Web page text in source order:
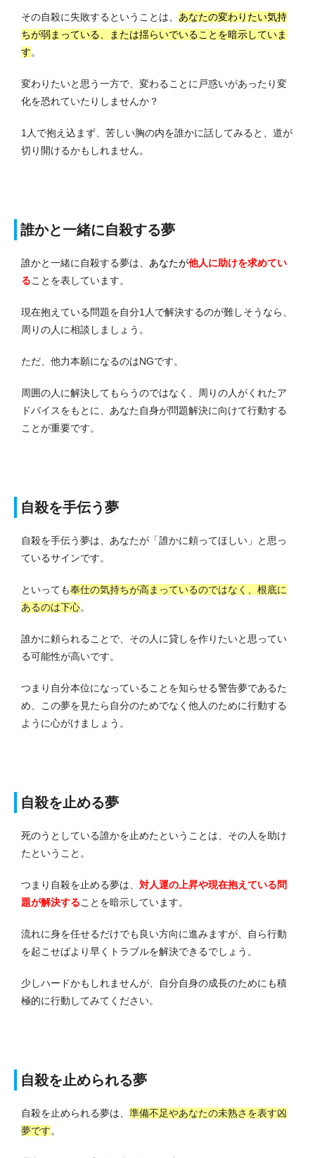
その自殺に失敗するということは、 あなたの変わりたい気持
ちが弱まっている、または揺らいでいることを暗示していま
す。
変わりたいと思う一方で、変わることに戸惑いがあったり変
化を恐れていたりしませんか？
1人で抱え込まず、苦しい胸の内を誰かに話してみると、道が
切り開けるかもしれません。
誰かと一緒に自殺する夢
誰かと一緒に自殺する夢は、 あなたが他人に助けを求めてい
ることを表しています。
現在抱えている問題を自分1人で解決するのが難しそうなら、
周りの人に相談しましょう。
ただ、他力本願になるのはNGです。
周囲の人に解決してもらうのではなく、周りの人がくれたア
ドバイスをもとに、あなた自身が問題解決に向けて行動する
ことが重要です。
自殺を手伝う夢
自殺を手伝う夢は、あなたが「誰かに頼ってほしい」と思っ
ているサインです。
といっても奉仕の気持ちが高まっているのではなく、根底に
あるのは下心。
誰かに頼られることで、その人に貸しを作りたいと思ってい
る可能性が高いです。
つまり自分本位になっていることを知らせる警告夢であるた
め、この夢を見たら自分のためでなく他人のために行動する
ように心がけましょう。
自殺を止める夢
死のうとしている誰かを止めたということは、その人を助け
たということ。
つまり自殺を止める夢は、 対人運の上昇や現在抱えている問
題が解決することを暗示しています。
流れに身を任せるだけでも良い方向に進みますが、自ら行動
を起こせばより早くトラブルを解決できるでしょう。
少しハードかもしれませんが、自分自身の成長のためにも積
極的に行動してみてください。
自殺を止められる夢
自殺を止められる夢は、 準備不足やあなたの未熟さを表す凶
夢です。